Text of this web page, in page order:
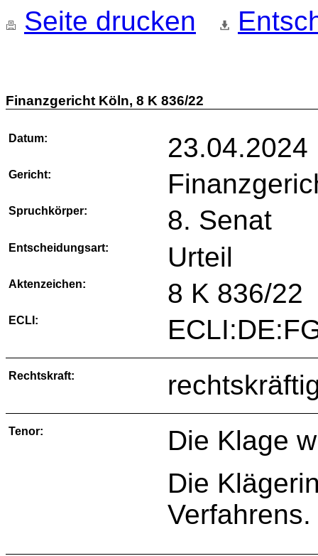
Seite drucken
Finanzgericht Köln, 8 K 836/22
Datum: 23.04.2024
Gericht:
Spruchkörper: 8. Senat
Entscheidungsart: Urteil
Aktenzeichen: 8 K 836/22
ECLI:
Rechtskraft:
Tenor:
Die Klage
Die
Verfahrens.